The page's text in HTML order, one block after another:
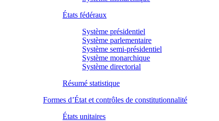
États fédéraux
Système présidentiel
Système parlementaire
Système semi-présidentiel
Système monarchique
Système directorial
Résumé statistique
Formes d’État et contrôles de constitutionnalité
États unitaires